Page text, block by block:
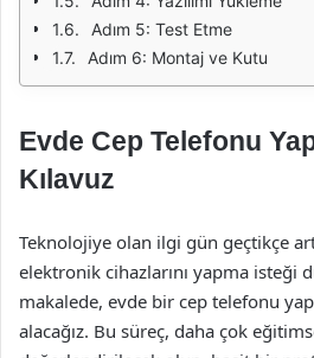
Adım 5: Test Etme
Adım 6: Montaj ve Kutu
Evde Cep Telefonu
Kılavuz
Teknolojiye olan ilgi gün geçtikçe
elektronik cihazlarını yapma isteği
makalede, evde bir cep telefonu
alacağız. Bu süreç, daha çok